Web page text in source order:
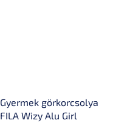
Gyermek görkorcsolya
FILA Wizy Alu Girl